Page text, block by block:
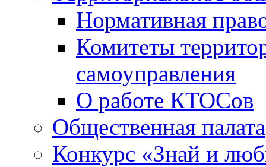
Нормативная
Комитеты
самоуправления
О работе КТОСов
Общественная палата
Конкурс «Знай и